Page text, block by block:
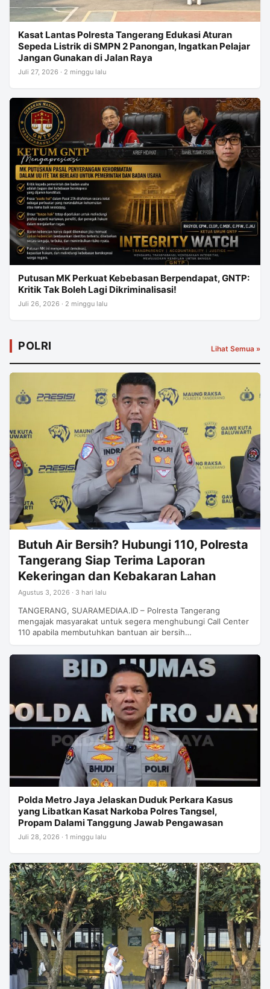
Kasat Lantas Polresta Tangerang Edukasi Aturan
Sepeda Listrik di SMPN 2 Panongan, Ingatkan Pelajar
Jangan Gunakan di Jalan Raya
Juli 27, 2026 · 2 minggu lalu
Putusan MK Perkuat Kebebasan Berpendapat, GNTP:
Kritik Tak Boleh Lagi Dikriminalisasi!
Juli 26, 2026 · 2 minggu lalu
POLRI Lihat Semua »
Butuh Air Bersih? Hubungi 110, Polresta
Tangerang Siap Terima Laporan
Kekeringan dan Kebakaran Lahan
Agustus 3, 2026 · 3 hari lalu
TANGERANG, SUARAMEDIAA.ID – Polresta Tangerang
mengajak masyarakat untuk segera menghubungi Call Center
110 apabila membutuhkan bantuan air bersih…
Polda Metro Jaya Jelaskan Duduk Perkara Kasus
yang Libatkan Kasat Narkoba Polres Tangsel,
Propam Dalami Tanggung Jawab Pengawasan
Juli 28, 2026 · 1 minggu lalu